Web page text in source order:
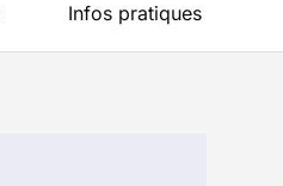
Infos pratiques